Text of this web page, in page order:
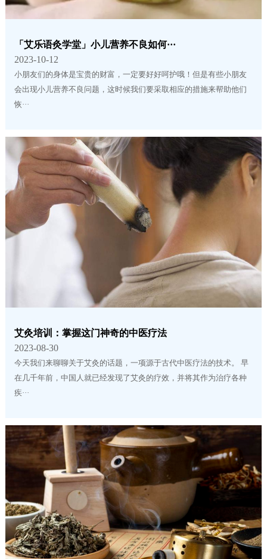
「艾乐语灸学堂」小儿营养不良如何···
2023-10-12
小朋友们的身体是宝贵的财富，一定要好好呵护哦！但是有些小朋友
会出现小儿营养不良问题，这时候我们要采取相应的措施来帮助他们
恢···
艾灸培训：掌握这门神奇的中医疗法
2023-08-30
今天我们来聊聊关于艾灸的话题，一项源于古代中医疗法的技术。 早
在几千年前，中国人就已经发现了艾灸的疗效，并将其作为治疗各种
疾···